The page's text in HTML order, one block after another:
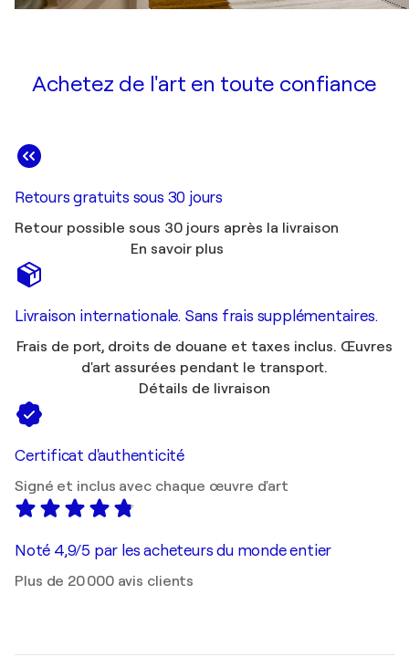
Achetez de l'art en toute confiance
Retours gratuits sous 30 jours
Retour possible sous 30 jours après la livraison
En savoir plus
Livraison internationale. Sans frais supplémentaires.
Frais de port, droits de douane et taxes inclus. Œuvres
d'art assurées pendant le transport.
Détails de livraison
Certificat d'authenticité
Signé et inclus avec chaque œuvre d'art
Noté 4,9/5 par les acheteurs du monde entier
Plus de 20 000 avis clients